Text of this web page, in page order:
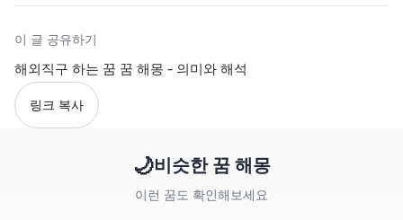
이 글 공유하기
해외직구 하는 꿈 꿈 해몽 - 의미와 해석
링크 복사
🌙비슷한 꿈 해몽
이런 꿈도 확인해보세요